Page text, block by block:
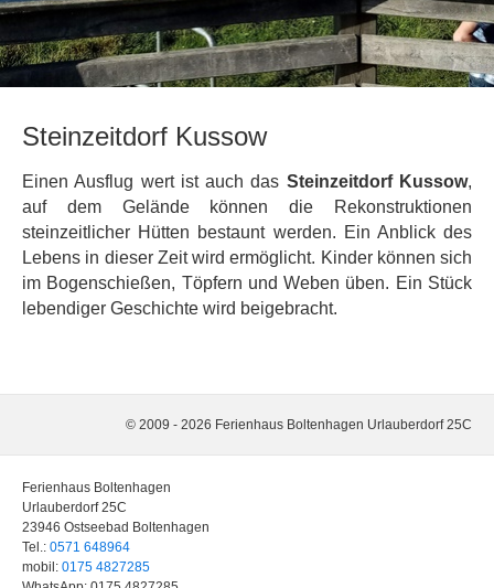
Steinzeitdorf Kussow
Einen Ausflug wert ist auch das Steinzeitdorf Kussow,
auf dem Gelände können die Rekonstruktionen
steinzeitlicher Hütten bestaunt werden. Ein Anblick des
Lebens in dieser Zeit wird ermöglicht. Kinder können sich
im Bogenschießen, Töpfern und Weben üben. Ein Stück
lebendiger Geschichte wird beigebracht.
© 2009 - 2026 Ferienhaus Boltenhagen Urlauberdorf 25C
Ferienhaus Boltenhagen
Urlauberdorf 25C
23946 Ostseebad Boltenhagen
Tel.: 0571 648964
mobil: 0175 4827285